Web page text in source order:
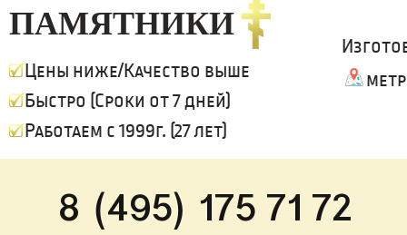
ПАМЯТНИКИ
Цены ниже/Качество выше
Быстро (Сроки от 7 дней)
Работаем с 1999г. (27 лет)
8 (495) 175 71 72